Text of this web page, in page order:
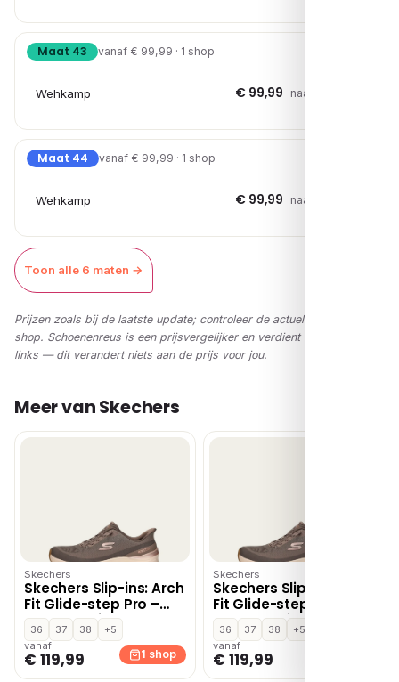
Maat 43 vanaf € 99,99 · 1 shop
Wehkamp € 99,99 naar shop →
Maat 44 vanaf € 99,99 · 1 shop
Wehkamp € 99,99 naar shop →
Toon alle 6 maten →
Prijzen zoals bij de laatste update; controleer de actuele prijs in de
shop. Schoenenreus is een prijsvergelijker en verdient via affiliate-
links — dit verandert niets aan de prijs voor jou.
Meer van Skechers
Skechers
Skechers Slip-ins: Arch
Fit Glide-step Pro –
Donkerbruin
36 37 38
+5
vanaf
€ 119,99 1 shop
Skechers
Skechers Slip-ins: Arch
Fit Glide-step Pro –
Donkerbruin
36 37 38
+5
vanaf
€ 119,99